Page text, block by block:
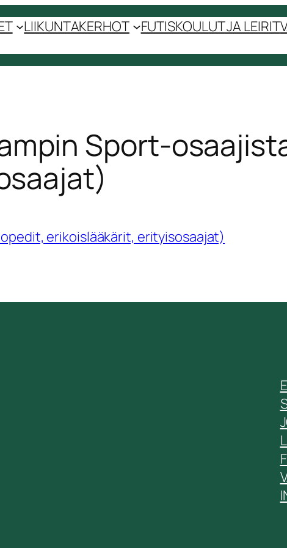
LIIKUNTAKERHOT FUTISKOULUT JA LEIRIT
Sport-
erikoislääkärit, erityisosaajat)